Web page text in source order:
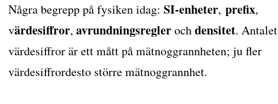
Några begrepp på fysiken idag:SI-enheter,prefix,
värdesiffror,avrundningsreglerochdensitet. Antalet
värdesiffror är ett mått på mätnoggrannheten; ju fler
värdesiffrordesto större mätnoggrannhet.